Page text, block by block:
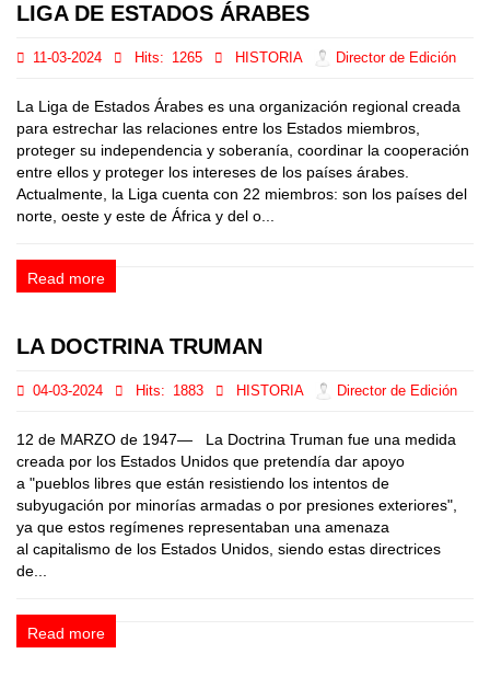
LIGA DE ESTADOS ÁRABES
11-03-2024 Hits: 1265 HISTORIA Director de Edición
La Liga de Estados Árabes es una organización regional creada
para estrechar las relaciones entre los Estados miembros,
proteger su independencia y soberanía, coordinar la cooperación
entre ellos y proteger los intereses de los países árabes.
Actualmente, la Liga cuenta con 22 miembros: son los países del
norte, oeste y este de África y del o...
Read more
LA DOCTRINA TRUMAN
04-03-2024 Hits: 1883 HISTORIA Director de Edición
12 de MARZO de 1947— La Doctrina Truman fue una medida
creada por los Estados Unidos que pretendía dar apoyo
a "pueblos libres que están resistiendo los intentos de
subyugación por minorías armadas o por presiones exteriores",
ya que estos regímenes representaban una amenaza
al capitalismo de los Estados Unidos, siendo estas directrices
de...
Read more